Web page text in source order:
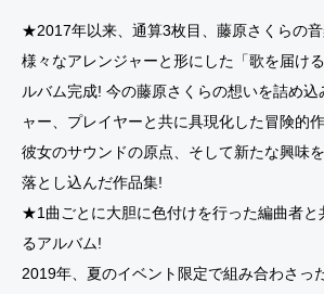
★2017年以来、通算3枚目、藤原さくらの
様々なアレンジャーと形にした「歌を届け
ルバム完成! 今の藤原さくらの想いを詰め込
ャー、プレイヤーと共に具現化した冒険的作
彼女のサウンドの原点、そして新たな興味
落とし込んだ作品集!
★1曲ごとに大胆に色付けを行った編曲者と
るアルバム!
2019年、夏のイベント限定で組み合わさっ